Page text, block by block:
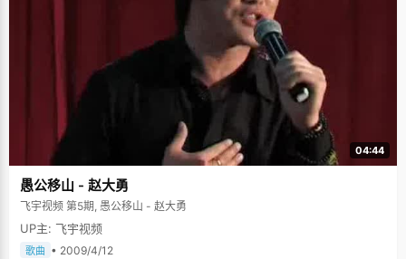
04:44
愚公移山 - 赵大勇
飞宇视频 第5期, 愚公移山 - 赵大勇
UP主: 飞宇视频
歌曲 • 2009/4/12